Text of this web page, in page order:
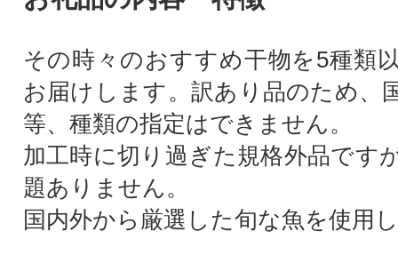
その時々のおすすめ干物を5種類
お届けします。訳あり品のため、
等、種類の指定はできません。
加工時に切り過ぎた規格外品です
題ありません。
国内外から厳選した旬な魚を使用